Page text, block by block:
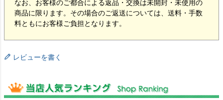
なお、お客様のご都合による返品・交換は未開封・未使用の
商品に限ります。その場合のご返送については、送料・手数
料ともにお客様ご負担となります。
レビューを書く